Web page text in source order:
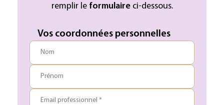
remplir le formulaireci-dessous.
Vos coordonnées personnelles
Nom
Prénom
Email professionnel *